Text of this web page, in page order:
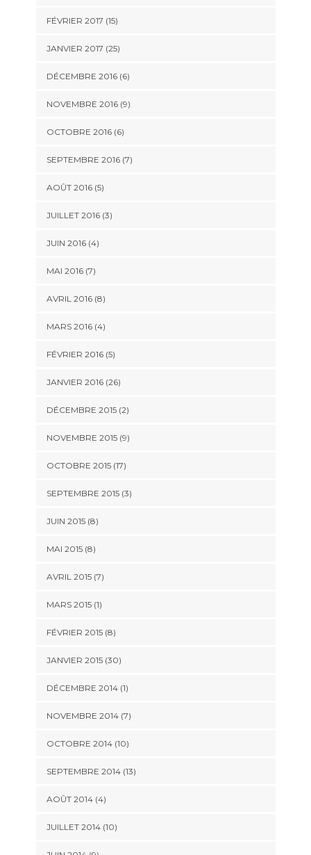
FÉVRIER 2017 (15)
JANVIER 2017 (25)
DÉCEMBRE 2016 (6)
NOVEMBRE 2016 (9)
OCTOBRE 2016 (6)
SEPTEMBRE 2016 (7)
AOÛT 2016 (5)
JUILLET 2016 (3)
JUIN 2016 (4)
MAI 2016 (7)
AVRIL 2016 (8)
MARS 2016 (4)
FÉVRIER 2016 (5)
JANVIER 2016 (26)
DÉCEMBRE 2015 (2)
NOVEMBRE 2015 (9)
OCTOBRE 2015 (17)
SEPTEMBRE 2015 (3)
JUIN 2015 (8)
MAI 2015 (8)
AVRIL 2015 (7)
MARS 2015 (1)
FÉVRIER 2015 (8)
JANVIER 2015 (30)
DÉCEMBRE 2014 (1)
NOVEMBRE 2014 (7)
OCTOBRE 2014 (10)
SEPTEMBRE 2014 (13)
AOÛT 2014 (4)
JUILLET 2014 (10)